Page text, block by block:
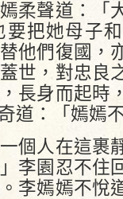
柔聲道：「
要把她母子
他們復國，
世，對忠良
長身而起時
道：「嫣嫣
個人在這裹
李園忍不住
李嫣嫣不悅